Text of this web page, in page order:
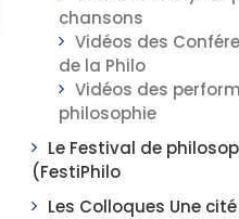
chansons
Vidéos des
de la Philo
Vidéos des
philosophie
Le Festival de
(FestiPhilo
Les Colloques Une